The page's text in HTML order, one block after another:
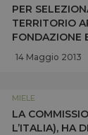
PER
TERRITORIO
FONDAZIONE
RISPOSTE
14 Maggio 2013
MIELE
LA
L’ITALIA), HA